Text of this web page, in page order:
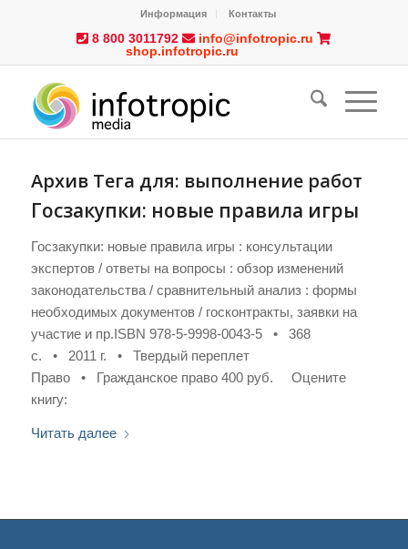
Информация Контакты
8 800 3011792
info@infotropic.ru
shop.infotropic.ru
Архив Тега для: выполнение работ
Госзакупки: новые правила игры
Госзакупки: новые правила игры : консультации
экспертов / ответы на вопросы : обзор изменений
законодательства / сравнительный анализ : формы
необходимых документов / госконтракты, заявки на
участие и пр.ISBN 978-5-9998-0043-5 • 368
с. • 2011 г. • Твердый переплет
Право • Гражданское право 400 руб. Оцените
книгу:
Читать далее